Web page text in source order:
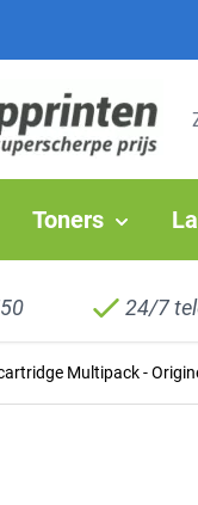
Toners
24/7
Multipack -